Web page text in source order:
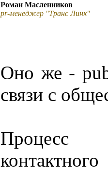
Роман Масленников
pr-менеджер "Транс Линк"
Оно же -
связи с
Процесс